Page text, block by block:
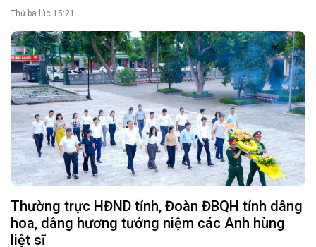
Thứ ba lúc 15:21
Thường trực HĐND tỉnh, Đoàn ĐBQH tỉnh dâng
hoa, dâng hương tưởng niệm các Anh hùng
liệt sĩ